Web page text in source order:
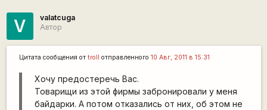
V
valatcuga
Автор
Цитата сообщения от troll отправленного 10 Авг, 2011 в 15:31
Хочу предостеречь Вас.
Товарищи из этой фирмы забронировали у меня
байдарки. А потом отказались от них, об этом не